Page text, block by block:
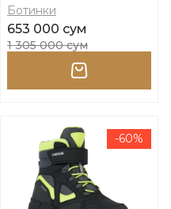
Ботинки
653 000 сум
1 305 000 сум
-60%